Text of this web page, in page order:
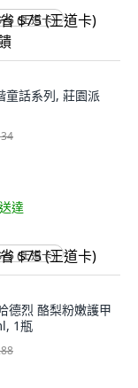
(王道卡)
童話系列, 莊園派
達
(王道卡)
德烈 酪梨粉嫩護甲
1瓶